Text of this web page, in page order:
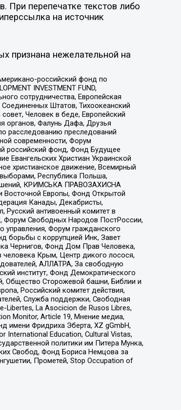
При перепечатке текстов либо
на источник
признана нежелательной на
российский фонд по
INVESTMENT FUND,
сотрудничества, Европейская
Штатов, Тихоокеанский
Человек в беде, Европейский
органов, Фалунь Дафа, Друзья
расследованию преследований
современности, Форум
российский фонд, Фонд Будущее
Евангельских Христиан Украинской
христианское движение, Всемирный
Республика Польша,
КРИМСЬКА ПРАВОЗАХИСНА
Восточной Европы, Фонд Открытой
Канады, Декабристы,
антивоенный комитет в
Форум Свободных Народов ПостРоссии,
управления, Форум гражданского
борьбы с коррупцией Инк, Завет
Чернигов, Фонд Дом Прав Человека,
Крым, Центр дикого лосося,
АЛЛАТРА, За свободную
институт, Фонд Демократического
Общество Сторожевой башни, Библии и
Российский комитет действия,
Служба поддержки, Свободная
La Asocicion de Rusos Libres,
Monitor, Article 19, Мнение медиа,
имени Фридриха Эберта, XZ gGmbH,
Education, Cultural Vistas,
политики им Питера Мунка,
Свобод, Фонд Бориса Немцова за
Прометей, Stop Occupation of